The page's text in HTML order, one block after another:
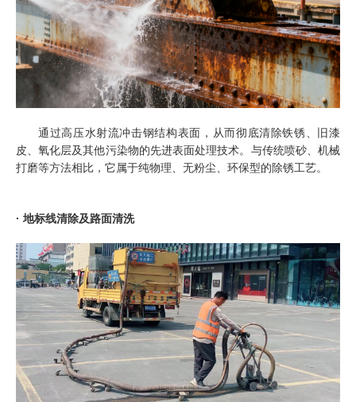
通过高压水射流冲击钢结构表面，从而彻底清除铁锈、旧漆
皮、氧化层及其他污染物的先进表面处理技术。与传统喷砂、机械
打磨等方法相比，它属于纯物理、无粉尘、环保型的除锈工艺。
· 地标线清除及路面清洗